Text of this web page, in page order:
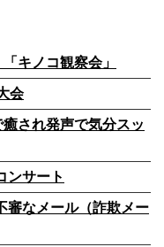
キノコ観察会」
会
され発声で気分スッ
ンサート
審なメール（詐欺メー